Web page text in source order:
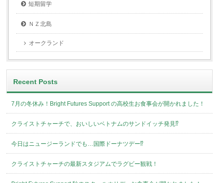
短期留学
ＮＺ北島
オークランド
Recent Posts
7月の冬休み！Bright Futures Support の高校生お食事会が開かれました！
クライストチャーチで、おいしいベトナムのサンドイッチ発見⁉︎
今日はニュージーランドでも…国際ドーナツデー⁉︎
クライストチャーチの最新スタジアムでラグビー観戦！